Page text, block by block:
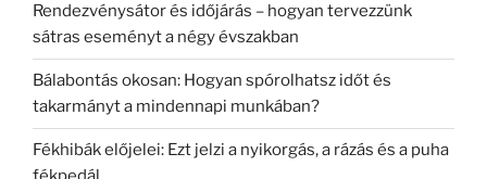
Rendezvénysátor és időjárás – hogyan tervezzünk
sátras eseményt a négy évszakban
Bálabontás okosan: Hogyan spórolhatsz időt és
takarmányt a mindennapi munkában?
Fékhibák előjelei: Ezt jelzi a nyikorgás, a rázás és a puha